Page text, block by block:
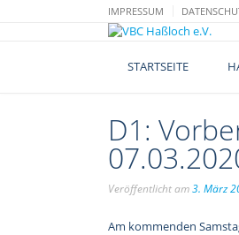
IMPRESSUM
STARTSEITE
D1:
Veröffentlicht am3. März
Am kommenden